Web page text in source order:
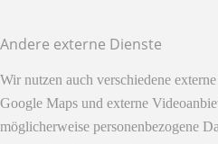
Andere externe Dienste
Wir nutzen auch verschiedene
Google Maps und externe
möglicherweise personenbezogene